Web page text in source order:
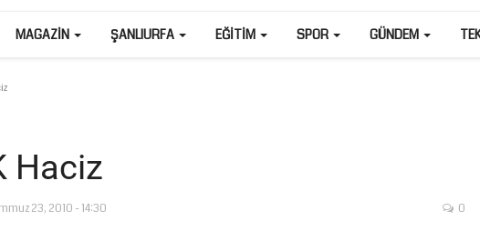
MAGAZIN ŞANLIURFA EĞITIM SPOR GÜNDEM
Haciz
23, 2010 - 14:30 0